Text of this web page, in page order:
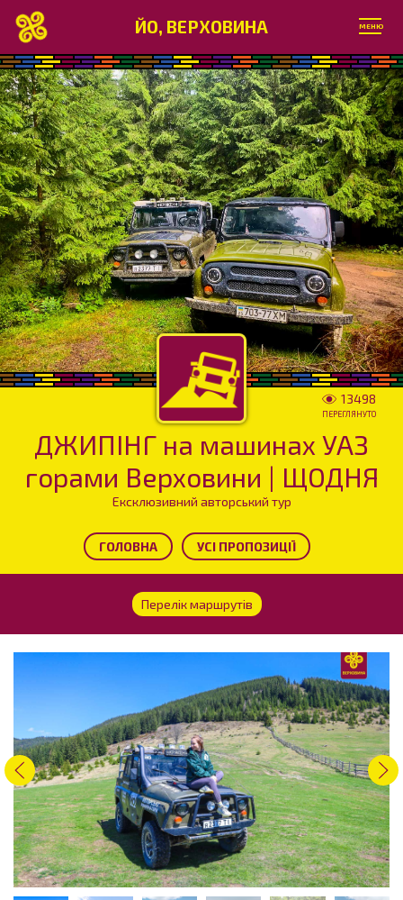
ЙО, ВЕРХОВИНА МЕНЮ
ДЖИПІНГ на машинах УАЗ
горами Верховини | ЩОДНЯ
Ексклюзивний авторський тур
13498
ПЕРЕГЛЯНУТО
ГОЛОВНА УСІ ПРОПОЗИЦІЇ
Перелік маршрутів